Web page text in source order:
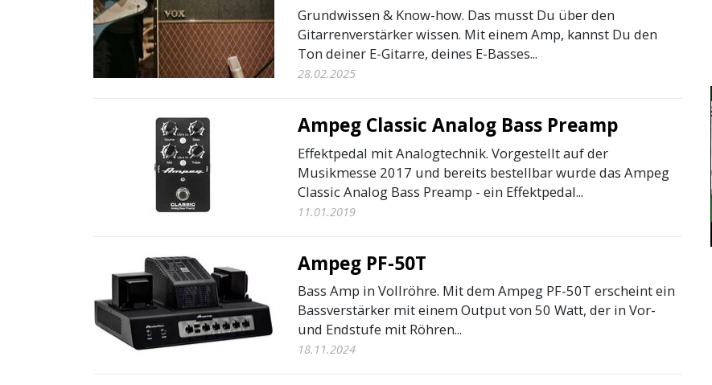
Grundwissen & Know-how. Das musst Du über den
Gitarrenverstärker wissen. Mit einem Amp, kannst Du den
Ton deiner E-Gitarre, deines E-Basses...
28.02.2025
Ampeg Classic Analog Bass Preamp
Effektpedal mit Analogtechnik. Vorgestellt auf der
Musikmesse 2017 und bereits bestellbar wurde das Ampeg
Classic Analog Bass Preamp - ein Effektpedal...
11.01.2019
Ampeg PF-50T
Bass Amp in Vollröhre. Mit dem Ampeg PF-50T erscheint ein
Bassverstärker mit einem Output von 50 Watt, der in Vor-
und Endstufe mit Röhren...
18.11.2024